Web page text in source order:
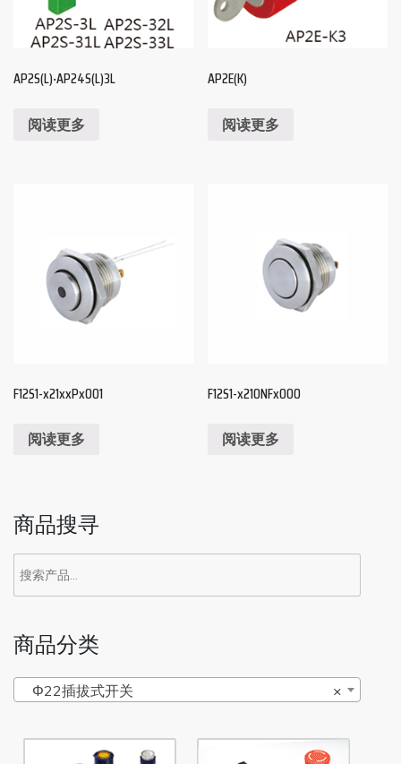
AP2S(L)‧AP24S(L)3L
阅读更多
AP2E(K)
阅读更多
F12S1-x21xxPx001
阅读更多
F12S1-x210NFx000
阅读更多
商品搜寻
商品分类
×
Φ22插拔式开关